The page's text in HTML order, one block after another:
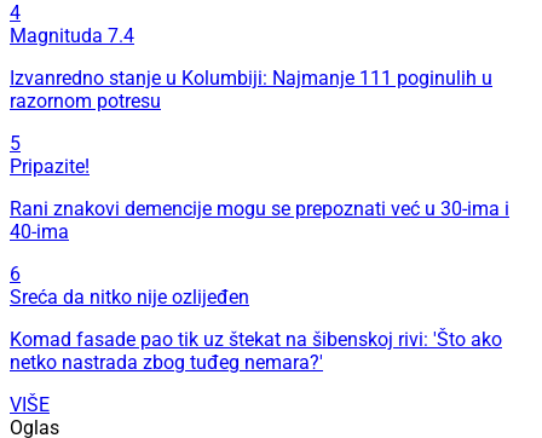
4
Magnituda 7.4
Izvanredno stanje u Kolumbiji: Najmanje 111 poginulih u
razornom potresu
5
Pripazite!
Rani znakovi demencije mogu se prepoznati već u 30-ima i
40-ima
6
Sreća da nitko nije ozlijeđen
Komad fasade pao tik uz štekat na šibenskoj rivi: 'Što ako
netko nastrada zbog tuđeg nemara?'
VIŠE
Oglas